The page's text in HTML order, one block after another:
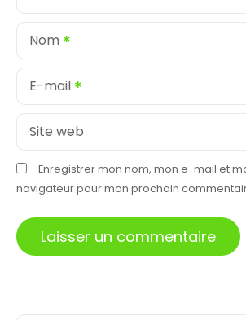
a
t
i
c
l
Nom
E-mail
Site web
Enregistrer mon nom, mon e-mail et
navigateur pour mon prochain